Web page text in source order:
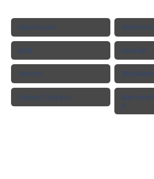
Impressum
AGB Kontakt
Service
Online Check-In
g